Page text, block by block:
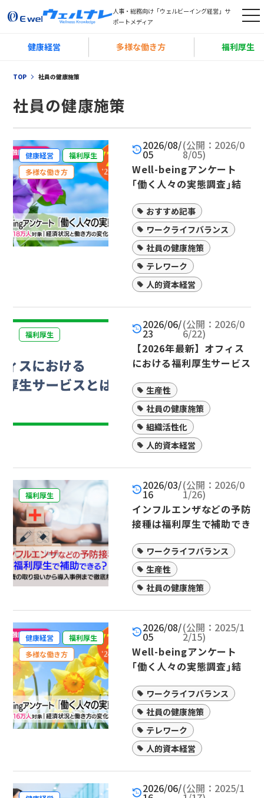
人事・総務向け「ウェルビーイング経営」サ
ポートメディア
t
g
a
健康経営 多様な働き方 福利厚生
TOP 社員の健康施策
社員の健康施策
健康経営
福利厚生
多様な働き方
2026/08/
05
(公開：2026/0
8/05)
Well-beingアンケート
｢働く人々の実態調査｣結
人対象おすすめ記事
ワークライフバランス
社員の健康施策
テレワーク
人的資本経営
福利厚生
2026/06/
23
(公開：2026/0
6/22)
【2026年最新】オフィス
における福利厚生サービス
く人気制度を一覧で解説
生産性
社員の健康施策
組織活性化
人的資本経営
福利厚生
2026/03/
16
(公開：2026/0
1/26)
インフルエンザなどの予防
接種は福利厚生で補助でき
入事例まで徹底解説
ワークライフバランス
生産性
社員の健康施策
健康経営
福利厚生
多様な働き方
2026/08/
05
(公開：2025/1
2/15)
Well-beingアンケート
｢働く人々の実態調査｣結
人対象ワークライフバランス
社員の健康施策
テレワーク
人的資本経営
2026/06/(公開：2025/1